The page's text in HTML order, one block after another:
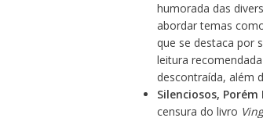
humorada das
abordar temas
que se destaca por
leitura
descontraída, além
Silenciosos,
censura do livro